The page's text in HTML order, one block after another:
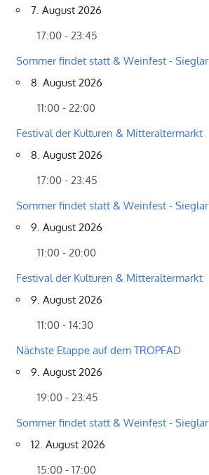
7. August 2026
17:00 - 23:45
Sommer findet statt & Weinfest - Sieglar
8. August 2026
11:00 - 22:00
Festival der Kulturen & Mitteraltermarkt
8. August 2026
17:00 - 23:45
Sommer findet statt & Weinfest - Sieglar
9. August 2026
11:00 - 20:00
Festival der Kulturen & Mitteraltermarkt
9. August 2026
11:00 - 14:30
Nächste Etappe auf dem TROPFAD
9. August 2026
19:00 - 23:45
Sommer findet statt & Weinfest - Sieglar
12. August 2026
15:00 - 17:00